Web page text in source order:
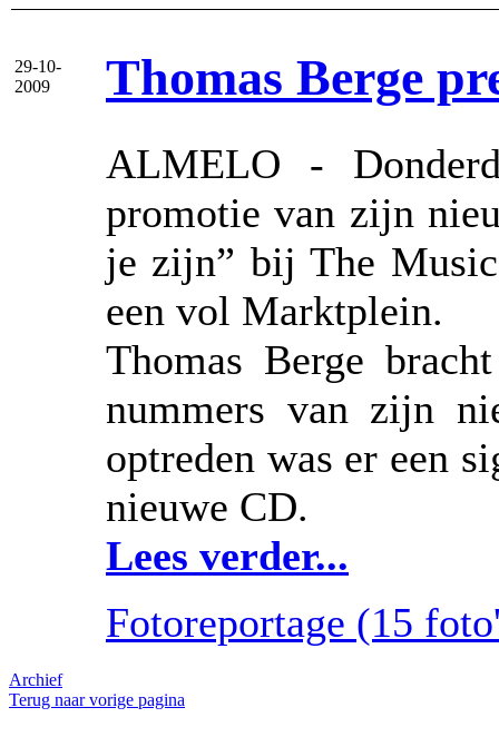
29-10-
2009
Thomas Berge
ALMELO -
promotie van zijn
je zijn” bij The
een vol Marktplein.
Thomas Berge
nummers van zijn
optreden was er een
nieuwe CD.
Lees verder...
Fotoreportage (15
Archief
Terug naar vorige pagina